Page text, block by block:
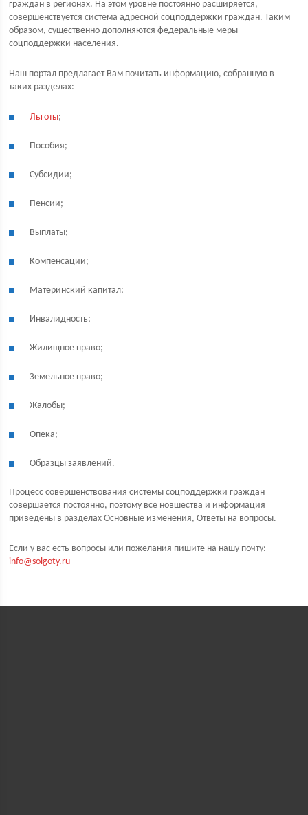
граждан в регионах. На этом уровне постоянно расширяется,
совершенствуется система адресной соцподдержки граждан. Таким
образом, существенно дополняются федеральные меры
соцподдержки населения.
Наш портал предлагает Вам почитать информацию, собранную в
таких разделах:
Льготы;
Пособия;
Субсидии;
Пенсии;
Выплаты;
Компенсации;
Материнский капитал;
Инвалидность;
Жилищное право;
Земельное право;
Жалобы;
Опека;
Образцы заявлений.
Процесс совершенствования системы соцподдержки граждан
совершается постоянно, поэтому все новшества и информация
приведены в разделах Oсновныe измeнeния, Ответы на вопросы.
Если у вас есть вопросы или пожелания пишите на нашу почту:
info@solgoty.ru